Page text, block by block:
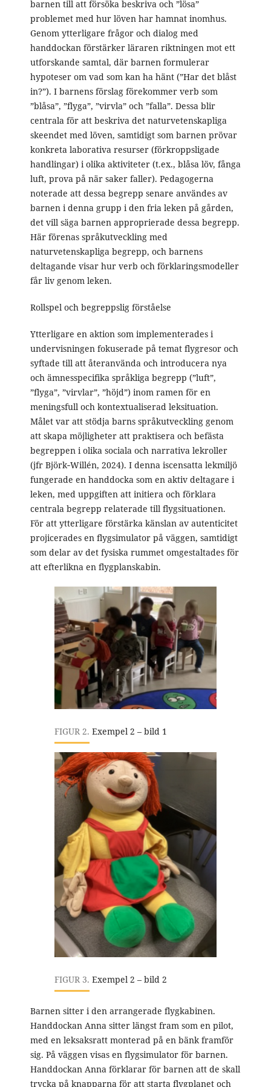
barnen till att försöka beskriva och ”lösa”
problemet med hur löven har hamnat inomhus.
Genom ytterligare frågor och dialog med
handdockan förstärker läraren riktningen mot ett
utforskande samtal, där barnen formulerar
hypoteser om vad som kan ha hänt (”Har det blåst
in?”). I barnens förslag förekommer verb som
”blåsa”, ”flyga”, ”virvla” och ”falla”. Dessa blir
centrala för att beskriva det naturvetenskapliga
skeendet med löven, samtidigt som barnen prövar
konkreta laborativa resurser (förkroppsligade
handlingar) i olika aktiviteter (t.ex., blåsa löv, fånga
luft, prova på när saker faller). Pedagogerna
noterade att dessa begrepp senare användes av
barnen i denna grupp i den fria leken på gården,
det vill säga barnen approprierade dessa begrepp.
Här förenas språkutveckling med
naturvetenskapliga begrepp, och barnens
deltagande visar hur verb och förklaringsmodeller
får liv genom leken.
Rollspel och begreppslig förståelse
Ytterligare en aktion som implementerades i
undervisningen fokuserade på temat flygresor och
syftade till att återanvända och introducera nya
och ämnesspecifika språkliga begrepp (”luft”,
”flyga”, ”virvlar”, ”höjd”) inom ramen för en
meningsfull och kontextualiserad leksituation.
Målet var att stödja barns språkutveckling genom
att skapa möjligheter att praktisera och befästa
begreppen i olika sociala och narrativa lekroller
(jfr Björk‑Willén, 2024). I denna iscensatta lekmiljö
fungerade en handdocka som en aktiv deltagare i
leken, med uppgiften att initiera och förklara
centrala begrepp relaterade till flygsituationen.
För att ytterligare förstärka känslan av autenticitet
projicerades en flygsimulator på väggen, samtidigt
som delar av det fysiska rummet omgestaltades för
att efterlikna en flygplanskabin.
FIGUR 2. Exempel 2 – bild 1
FIGUR 3. Exempel 2 – bild 2
Barnen sitter i den arrangerade flygkabinen.
Handdockan Anna sitter längst fram som en pilot,
med en leksaksratt monterad på en bänk framför
sig. På väggen visas en flygsimulator för barnen.
Handdockan Anna förklarar för barnen att de skall
trycka på knapparna för att starta flygplanet och